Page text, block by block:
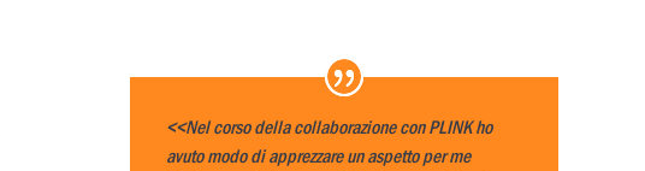
<<Nel corso della collaborazione con PLINK ho
avuto modo di apprezzare un aspetto per me